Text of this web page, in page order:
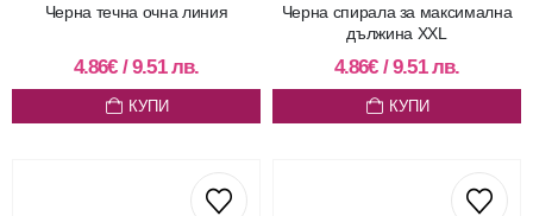
Черна течна очна линия
4.86€ /9.51лв.
КУПИ
Черна спирала за максимална
дължина XXL
4.86€ /9.51лв.
КУПИ